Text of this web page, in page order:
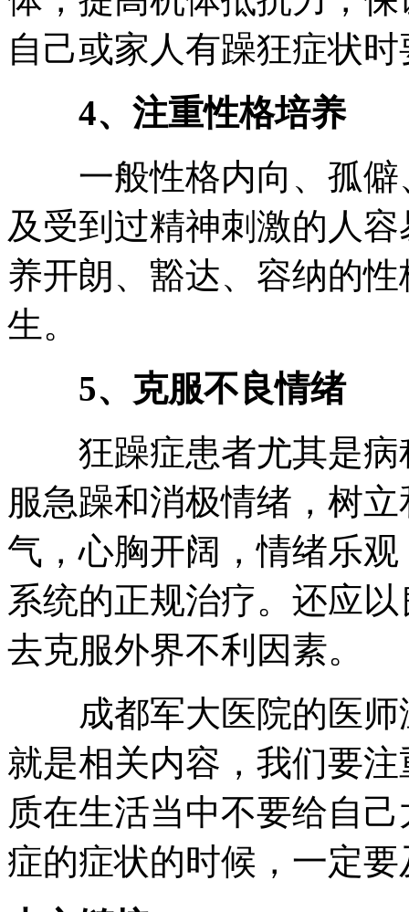
自己或家人有躁狂症状
4、注重性格培养
一般性格内向、孤僻
及受到过精神刺激的人
养开朗、豁达、容纳的
生。
5、克服不良情绪
狂躁症患者尤其是病
服急躁和消极情绪，树
气，心胸开阔，情绪乐
系统的正规治疗。还应
去克服外界不利因素。
成都军大医院的医师
就是相关内容，我们要
质在生活当中不要给自
症的症状的时候，一定